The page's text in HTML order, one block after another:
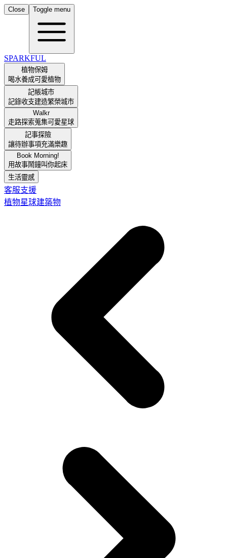
Close Toggle menu
SPARKFUL
植物保姆
喝水養成可愛植物
記帳城市
記錄收支建造繁榮城市
Walkr
走路探索蒐集可愛星球
記事探險
讓待辦事項充滿樂趣
Book Morning!
用故事鬧鐘叫你起床
生活靈感
客服支援
植物星球建築物